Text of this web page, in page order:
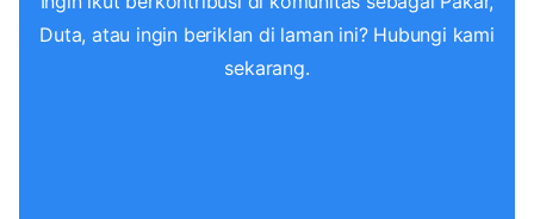
Duta, atau ingin beriklan di laman ini? Hubungi kami
sekarang.